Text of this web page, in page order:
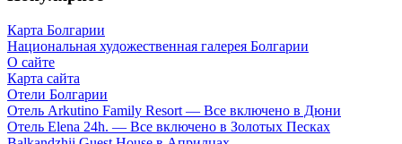
Карта Болгарии
Национальная художественная галерея Болгарии
О сайте
Карта сайта
Отели Болгарии
Отель Arkutino Family Resort — Все включено в Дюни
Отель Elena 24h. — Все включено в Золотых Песках